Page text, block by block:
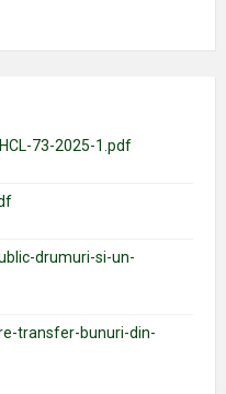
73-2025-1.pdf
drumuri-si-un-
transfer-bunuri-din-